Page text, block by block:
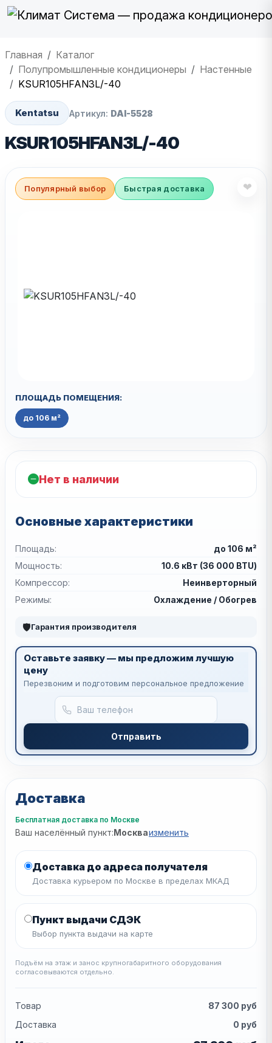
Главная
Каталог
Полупромышленные кондиционеры
Настенные
KSUR105HFAN3L/-40
Kentatsu Артикул: DAI-5528
KSUR105HFAN3L/-40
Популярный выбор Быстрая доставка ❤
ПЛОЩАДЬ ПОМЕЩЕНИЯ:
до 106 м²
Нет в наличии
Основные характеристики
Площадь:
до 106 м²
Мощность:
10.6 кВт (36 000 BTU)
Компрессор:
Неинверторный
Режимы:
Охлаждение / Обогрев
🛡Гарантия производителя
Оставьте заявку — мы предложим лучшую
цену
Перезвоним и подготовим персональное предложение
Отправить
Доставка
Бесплатная доставка по Москве
Ваш населённый пункт:Москваизменить
Доставка до адреса получателя
Доставка курьером по Москве в пределах МКАД
Пункт выдачи СДЭК
Выбор пункта выдачи на карте
Подъём на этаж и занос крупногабаритного оборудования
согласовываются отдельно.
Товар 87 300 руб
Доставка
0 руб